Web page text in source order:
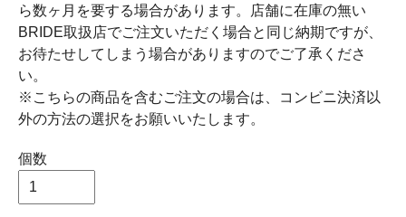
ら数ヶ月を要する場合があります。店舗に在庫の無い
BRIDE取扱店でご注文いただく場合と同じ納期ですが、
お待たせしてしまう場合がありますのでご了承くださ
い。
※こちらの商品を含むご注文の場合は、コンビニ決済以
外の方法の選択をお願いいたします。
個数